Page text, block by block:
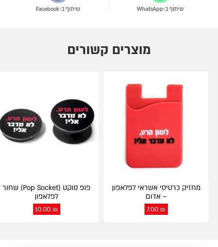
שיתוף ב-WhatsApp שיתוף ב-Facebook
מוצרים קשורים
מחזיק כרטיסי אשראי לפלאפון
– אדום
7.00 ₪
פופ סוקט (Pop Socket) שחור
לפלאפון
10.00 ₪